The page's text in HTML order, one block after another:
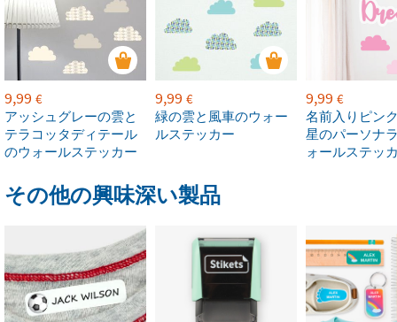
9,99 €
アッシュグレーの雲と
テラコッタディテール
のウォールステッカー
9,99 €
緑の雲と風車のウォー
ルステッカー
9,99 €
名前入りピン
星のパーソナ
ォールステッ
その他の興味深い製品